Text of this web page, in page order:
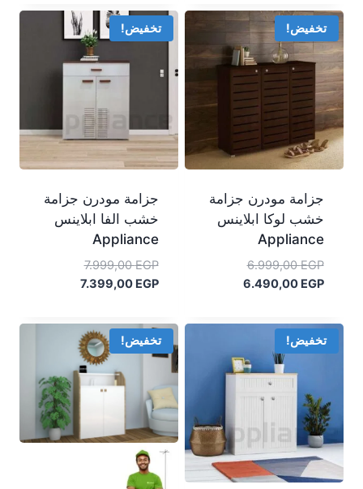
5.990,00 EGP.
هو:
5.650,00 EGP.
تخفيض!
جزامة مودرن جزامة
خشب لوكا ابلاينس
Appliance
6.999,00EGP
السعر
الأصلي
6.999,00 EGP.
6.490,00 EGP
السعر
هو:
تخفيض!
جزامة مودرن جزامة
خشب الفا ابلاينس
Appliance
7.999,00EGP
السعر
الأصلي
7.999,00 EGP.
7.399,00 EGP
السعر
هو:
7.399,00 EGP.
تخفيض! تخفيض!